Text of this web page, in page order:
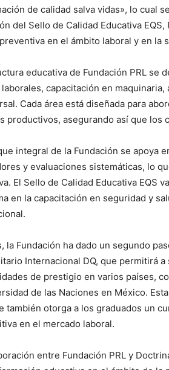
de calidad salva vidas», lo cual
del Sello de Calidad Educativa
en el ámbito laboral y en la
educativa de Fundación PRL se
capacitación en
Cada área está diseñada para
productivos, asegurando así que los
integral de la Fundación se apoya
y evaluaciones sistemáticas, lo
El Sello de Calidad Educativa EQS
en la capacitación en seguridad y
la Fundación ha dado un segundo
Internacional DQ, que permitirá
de prestigio en varios países,
de las Naciones en México.
también otorga a los graduados un
en el mercado laboral.
entre Fundación PRL y